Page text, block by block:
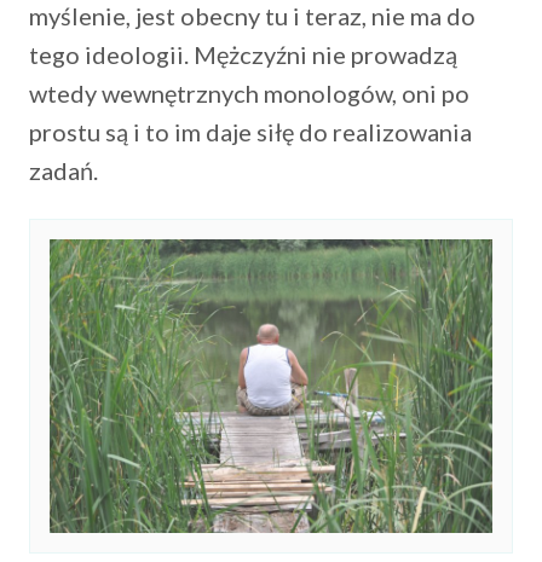
myślenie, jest obecny tu i teraz, nie ma do
tego ideologii. Mężczyźni nie prowadzą
wtedy wewnętrznych monologów, oni po
prostu są i to im daje siłę do realizowania
zadań.